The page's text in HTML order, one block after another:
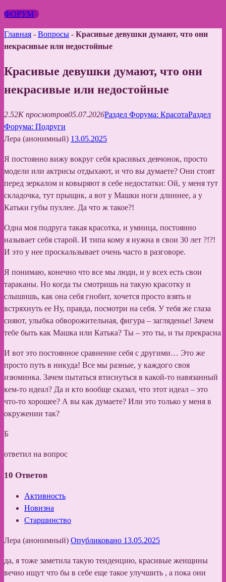
ФОРУМ
Главная - Вопросы - Красивые девушки думают, что они
некрасивые или недостойные
Красивые девушки думают, что они
некрасивые или недостойные
2.52K просмотров05.07.2026Раздел Форума: КрасотаРаздел
Форума: Подруги
Лера (анонимный) 13.05.2025
Я постоянно вижу вокруг себя красивых девчонок, просто
модели или актрисы отдыхают, и что вы думаете? Они стоят
перед зеркалом и ковыряют в себе недостатки: Ой, у меня тут
складочка, тут прыщик, а вот у Машки ноги длиннее, а у
Катьки губы пухлее. Да что ж такое?!
Одна моя подруга такая красотка, и умница, постоянно
называет себя старой. И типа кому я нужна в свои 30 лет ?!?!
И это у нее проскальзывает очень часто в разговоре.
Я понимаю, конечно что все мы люди, и у всех есть свои
тараканы. Но когда ты смотришь на такую красотку и
слышишь, как она себя гнобит, хочется просто взять и
встряхнуть ее Ну, правда, посмотри на себя. У тебя же глаза
сияют, улыбка обворожительная, фигура – загляденье! Зачем
тебе быть как Машка или Катька? Ты – это ты, и ты прекрасна
И вот это постоянное сравнение себя с другими… Это же
просто путь в никуда! Все мы разные, у каждого своя
изюминка. Зачем пытаться втиснуться в какой-то навязанный
кем-то идеал? Да и кто вообще сказал, что этот идеал – это
что-то хорошее? А вы как думаете? Или это только у меня в
окружении так?
Б
ответил на вопрос
10 Ответов
Активность
Новизна
Старшинство
Лера (анонимный) Опубликовано 13.05.2025
да, я тоже заметила такую тенденцию, красивые женщины
вечно ищут что бы в себе еще такое улучшить , а пока они